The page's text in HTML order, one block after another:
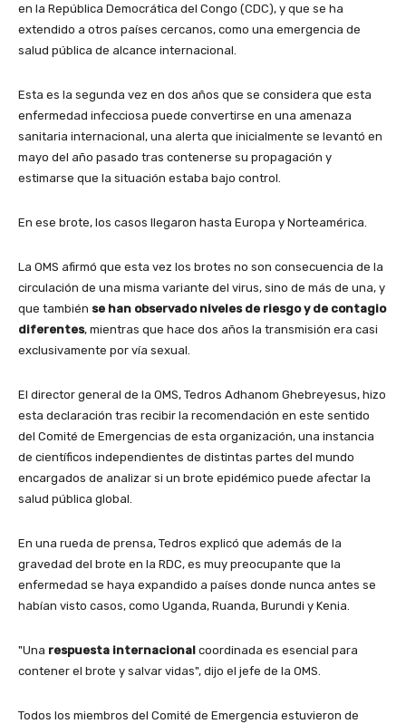
en la República Democrática del Congo (CDC), y que se ha
extendido a otros países cercanos, como una emergencia de
salud pública de alcance internacional.
Esta es la segunda vez en dos años que se considera que esta
enfermedad infecciosa puede convertirse en una amenaza
sanitaria internacional, una alerta que inicialmente se levantó en
mayo del año pasado tras contenerse su propagación y
estimarse que la situación estaba bajo control.
En ese brote, los casos llegaron hasta Europa y Norteamérica.
La OMS afirmó que esta vez los brotes no son consecuencia de la
circulación de una misma variante del virus, sino de más de una, y
que también se han observado niveles de riesgo y de contagio
diferentes, mientras que hace dos años la transmisión era casi
exclusivamente por vía sexual.
El director general de la OMS, Tedros Adhanom Ghebreyesus, hizo
esta declaración tras recibir la recomendación en este sentido
del Comité de Emergencias de esta organización, una instancia
de científicos independientes de distintas partes del mundo
encargados de analizar si un brote epidémico puede afectar la
salud pública global.
En una rueda de prensa, Tedros explicó que además de la
gravedad del brote en la RDC, es muy preocupante que la
enfermedad se haya expandido a países donde nunca antes se
habían visto casos, como Uganda, Ruanda, Burundi y Kenia.
"Una respuesta internacional coordinada es esencial para
contener el brote y salvar vidas", dijo el jefe de la OMS.
Todos los miembros del Comité de Emergencia estuvieron de